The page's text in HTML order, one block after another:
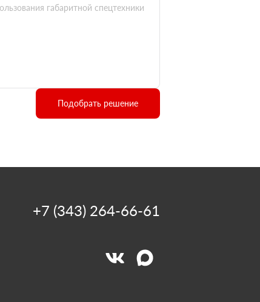
Подобрать решение
+7 (343) 264-66-61